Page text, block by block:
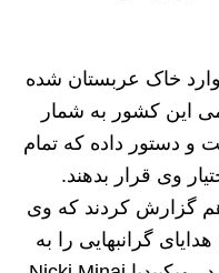
خاک عربستان شده
این کشور به شمار
و دستور داده که تمام
وی قرار بدهند.
گزارش کردند که وی
گرانبهایی را به